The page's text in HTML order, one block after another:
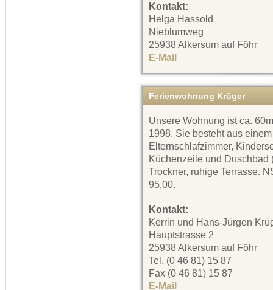
Kontakt:
Helga Hassold
Nieblumweg
25938 Alkersum auf Föhr
E-Mail
Ferienwohnung Krüger
Unsere Wohnung ist ca.
1998. Sie besteht aus einem
Elternschlafzimmer,
Küchenzeile und Duschbad
Trockner, ruhige Terrasse.
95,00.
Kontakt:
Kerrin und Hans-Jürgen
Hauptstrasse 2
25938 Alkersum auf Föhr
Tel. (0 46 81) 15 87
Fax (0 46 81) 15 87
E-Mail